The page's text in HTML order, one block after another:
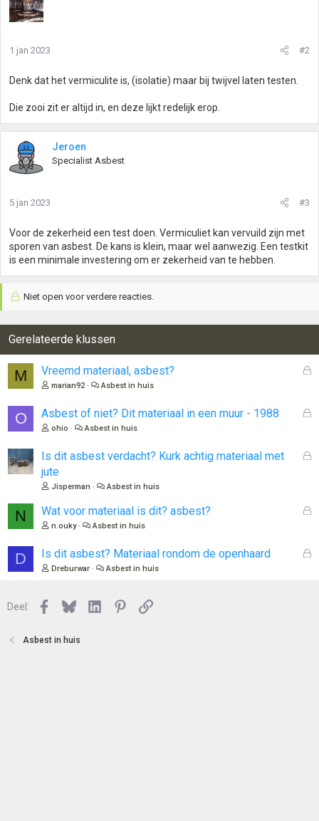
d
e
i
g
1 jan 2023 #2
Denk dat het vermiculite is, (isolatie) maar bij twijvel laten testen.
Die zooi zit er altijd in, en deze lijkt redelijk erop.
Jeroen
Specialist Asbest
5 jan 2023 #3
Voor de zekerheid een test doen. Vermiculiet kan vervuild zijn met
sporen van asbest. De kans is klein, maar wel aanwezig. Een testkit
is een minimale investering om er zekerheid van te hebben.
Niet open voor verdere reacties.
Gerelateerde klussen
M
G
n
Vreemd materiaal, asbest?
marian92 Asbest in huis
O
G
Asbest of niet? Dit materiaal in een muur - 1988
ohio Asbest in huis
G
o
Is dit asbest verdacht? Kurk achtig materiaal met
jute
Jisperman Asbest in huis
N
G
Wat voor materiaal is dit? asbest?
n.ouky Asbest in huis
D
G
Is dit asbest? Materiaal rondom de openhaard
Dreburwar Asbest in huis
Deel: Facebook
BlueskyLinkedInPinterest
Link
Asbest in huis